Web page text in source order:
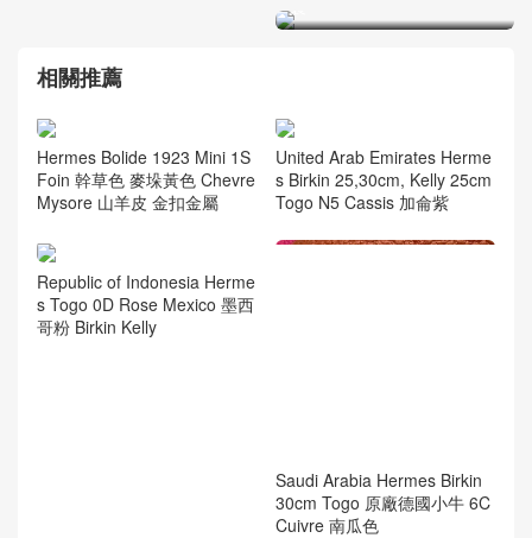
相關推薦
Hermes Bolide 1923 Mini 1S
Foin 幹草色 麥垛黃色 Chevre
Mysore 山羊皮 金扣金屬
United Arab Emirates Herme
s Birkin 25,30cm, Kelly 25cm
Togo N5 Cassis 加侖紫
Republic of Indonesia Herme
s Togo 0D Rose Mexico 墨西
哥粉 Birkin Kelly
Saudi Arabia Hermes Birkin
30cm Togo 原廠德國小牛 6C
Cuivre 南瓜色